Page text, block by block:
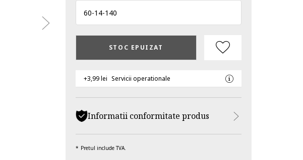
60-14-140
STOC EPUIZAT
+3,99 lei Servicii operationale
Informatii conformitate produs
Pretul include TVA.